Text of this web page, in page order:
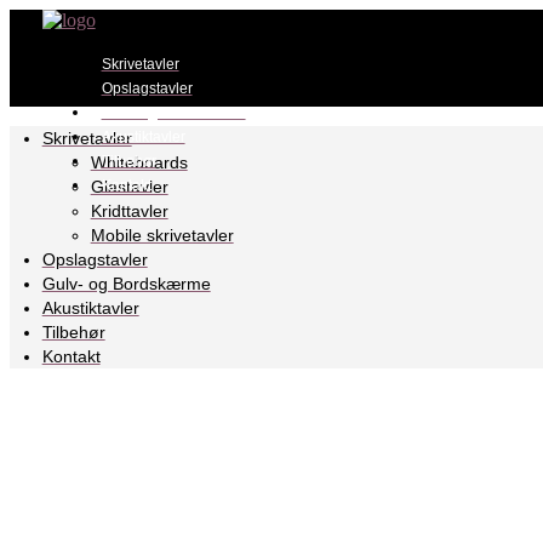
Skrivetavler
Opslagstavler
Akustiktavler
Tilbehør
Kontakt
Skrivetavler
Whiteboards
Glastavler
Kridttavler
Mobile skrivetavler
Opslagstavler
Gulv- og Bordskærme
Akustiktavler
Tilbehør
Kontakt